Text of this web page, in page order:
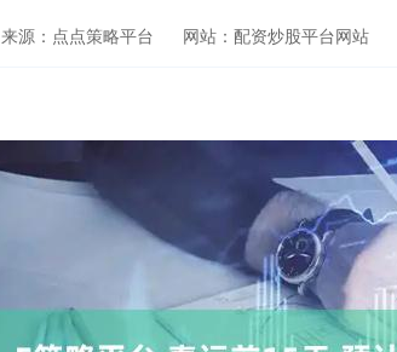
来源：点点策略平台 网站：配资炒股平台网站